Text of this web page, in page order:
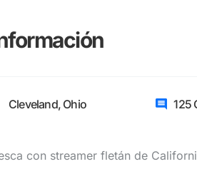
Cleveland, Ohio 125
con streamer fletán de